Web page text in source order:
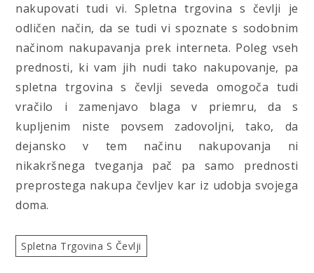
nakupovati tudi vi. Spletna trgovina s čevlji je
odličen način, da se tudi vi spoznate s sodobnim
načinom nakupavanja prek interneta. Poleg vseh
prednosti, ki vam jih nudi tako nakupovanje, pa
spletna trgovina s čevlji seveda omogoča tudi
vračilo i zamenjavo blaga v priemru, da s
kupljenim niste povsem zadovoljni, tako, da
dejansko v tem načinu nakupovanja ni
nikakršnega tveganja pač pa samo prednosti
preprostega nakupa čevljev kar iz udobja svojega
doma.
Spletna Trgovina S Čevlji